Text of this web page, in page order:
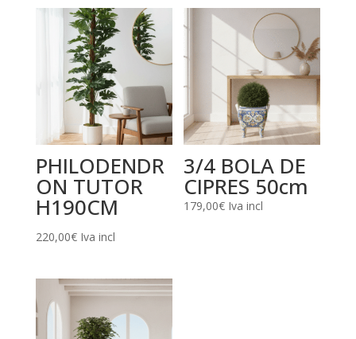
PHILODENDR
ON TUTOR
H190CM
220,00€ Iva incl
3/4 BOLA DE
CIPRES 50cm
179,00€ Iva incl